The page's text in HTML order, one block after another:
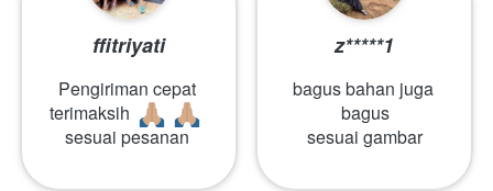
ffitriyati
Pengiriman cepat
terimaksih
sesuai pesanan
z*****1
bagus bahan juga
bagus
sesuai gambar